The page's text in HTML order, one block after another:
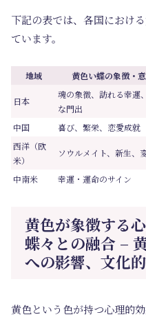
下記の表では、各国におけ
ています。
地域 黄色い蝶の象徴・
日本
魂の象徴、訪れる幸運
な門出
中国 喜び、繁栄、恋愛成就
西洋（欧
米）
ソウルメイト、新生、
中南米
幸運・運命のサイン
黄色が象徴する
蝶々との融合 –
への影響、文化
黄色という色が持つ心理的